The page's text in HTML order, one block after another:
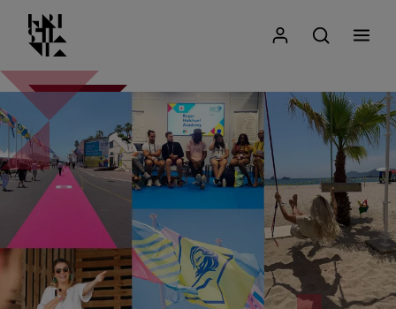
Gå
til
Kristiania logo
Mitt Kristiania
Åpne søk
Søk
Meny